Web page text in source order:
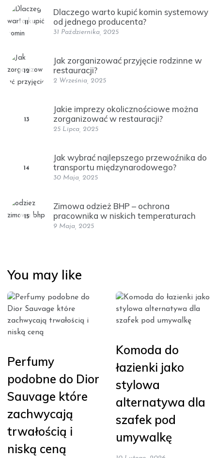
11
Dlaczego warto kupić komin systemowy
od jednego producenta?
31 Października, 2025
12
Jak zorganizować przyjęcie rodzinne w
restauracji?
2 Września, 2025
13
Jakie imprezy okolicznościowe można
zorganizować w restauracji?
25 Lipca, 2025
14
Jak wybrać najlepszego przewoźnika do
transportu międzynarodowego?
30 Maja, 2025
15
Zimowa odzież BHP – ochrona
pracownika w niskich temperaturach
9 Maja, 2025
You may like
Perfumy
podobne do Dior
Sauvage które
zachwycają
trwałością i
niską ceną
Komoda do
łazienki jako
stylowa
alternatywa dla
szafek pod
umywalkę